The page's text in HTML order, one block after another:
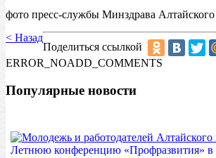
фото пресс-службы Минздрава Алтайского
< Назад
Поделиться ссылкой
ERROR_NOADD_COMMENTS
Популярные новости
Летнюю конференцию «Профразвития» в